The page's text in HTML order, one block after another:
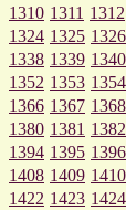
1310 1311 1312
1324 1325 1326
1338 1339 1340
1352 1353 1354
1366 1367 1368
1380 1381 1382
1394 1395 1396
1408 1409 1410
1422 1423 1424